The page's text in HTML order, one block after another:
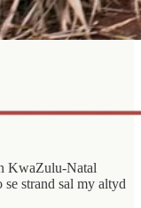
KwaZulu-Natal
strand sal my altyd